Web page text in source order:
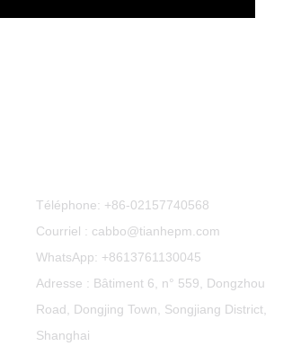
Téléphone: +86-02157740568
Courriel : cabbo@tianhepm.com
WhatsApp: +8613761130045
Adresse : Bâtiment 6, n° 559, Dongzhou
Road, Dongjing Town, Songjiang District,
Shanghai